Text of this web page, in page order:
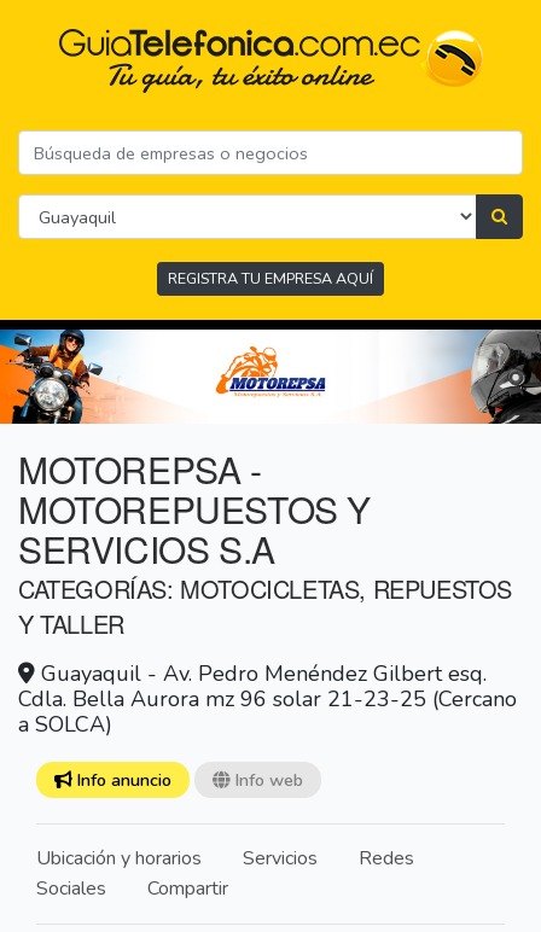
REGISTRA TU EMPRESA AQUÍ
MOTOREPSA -
MOTOREPUESTOS Y
SERVICIOS S.A
CATEGORÍAS: MOTOCICLETAS, REPUESTOS
Y TALLER
Guayaquil - Av. Pedro Menéndez Gilbert esq.
Cdla. Bella Aurora mz 96 solar 21-23-25 (Cercano
a SOLCA)
Info anuncio Info web
Ubicación y horarios Servicios
Redes
Sociales
Compartir